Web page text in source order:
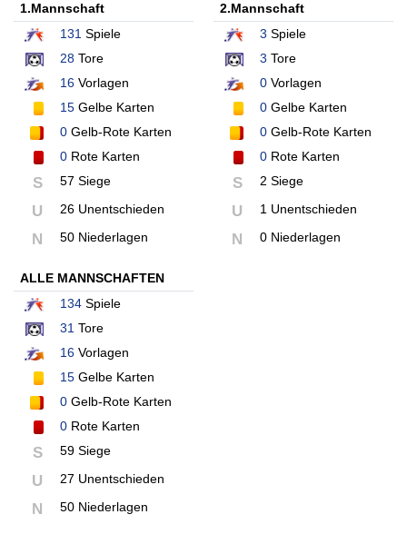
1.Mannschaft
131 Spiele
28 Tore
16 Vorlagen
15 Gelbe Karten
0 Gelb-Rote Karten
0 Rote Karten
S 57 Siege
U 26 Unentschieden
N 50 Niederlagen
2.Mannschaft
3 Spiele
3 Tore
0Vorlagen
0Gelbe Karten
0Gelb-Rote Karten
0Rote Karten
S 2 Siege
U 1 Unentschieden
N 0 Niederlagen
ALLE MANNSCHAFTEN
134 Spiele
31 Tore
16 Vorlagen
15 Gelbe Karten
0 Gelb-Rote Karten
0 Rote Karten
S 59 Siege
U 27 Unentschieden
N 50 Niederlagen